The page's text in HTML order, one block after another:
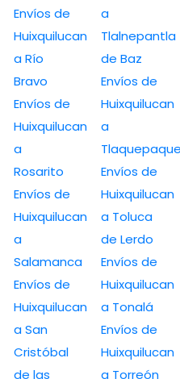
Envíos de
Huixquilucan
a Río
Bravo
Envíos de
Huixquilucan
a
Rosarito
Envíos de
Huixquilucan
a
Salamanca
Envíos de
Huixquilucan
a San
Cristóbal
de las
a
Tlalnepantla
de Baz
Envíos de
Huixquilucan
a
Envíos de
Huixquilucan
a Toluca
de Lerdo
Envíos de
Huixquilucan
a Tonalá
Envíos de
Huixquilucan
a Torreón